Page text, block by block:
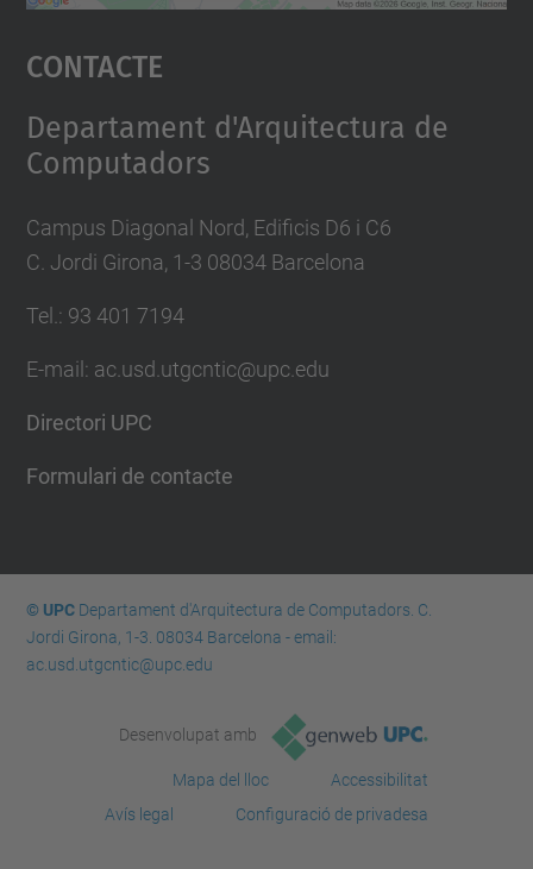
Accepta
powered by
Contacte
Departament d'Arquitectura de
Computadors
Campus Diagonal Nord, Edificis D6 i C6
C. Jordi Girona, 1-3 08034 Barcelona
Tel.: 93 401 7194
E-mail: ac.usd.utgcntic@upc.edu
Directori UPC
Formulari de contacte
© UPCDepartament d'Arquitectura de Computadors. C.
Jordi Girona, 1-3. 08034 Barcelona - email:
ac.usd.utgcntic@upc.edu
Desenvolupat amb
Mapa del lloc
Accessibilitat
Avís legal
Configuració de privadesa